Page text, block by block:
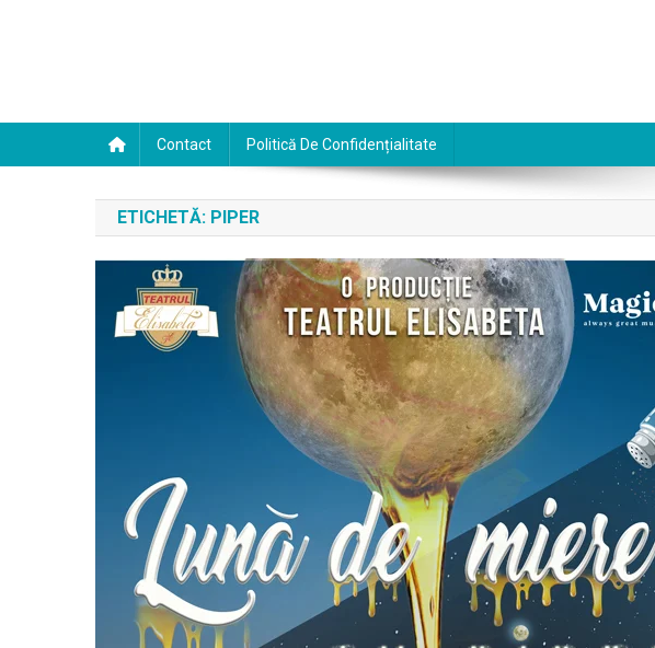
Contact Politică De Confidențialitate
ETICHETĂ: PIPER